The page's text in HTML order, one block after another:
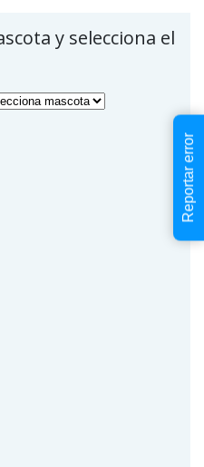
y selecciona el
Reportar error